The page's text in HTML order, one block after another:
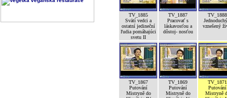
TV_1885
Svätí vedci a
ostatní jedineční
ľudia pomáhajúci
svetu II
TV_1887
Pracovať s
láskavosťou a
dôstoj- nosťou
TV_1888
vznešený
TV_1867
Putování
Mistryně do
TV_1869
Putování
Mistryně do
TV_1871
Putování
Mistryně